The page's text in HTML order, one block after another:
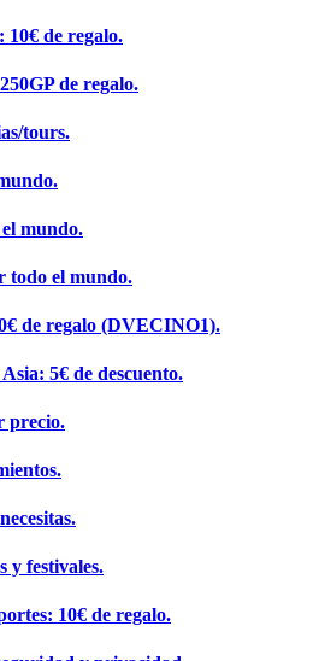
10€ de regalo.
de regalo.
tours.
mundo.
todo el mundo.
de regalo (DVECINO1).
5€ de descuento.
precio.
y festivales.
10€ de regalo.